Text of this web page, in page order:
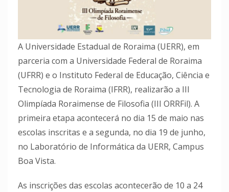
A Universidade Estadual de Roraima (UERR), em
parceria com a Universidade Federal de Roraima
(UFRR) e o Instituto Federal de Educação, Ciência e
Tecnologia de Roraima (IFRR), realizarão a III
Olimpíada Roraimense de Filosofia (III ORRFil). A
primeira etapa acontecerá no dia 15 de maio nas
escolas inscritas e a segunda, no dia 19 de junho,
no Laboratório de Informática da UERR, Campus
Boa Vista.
As inscrições das escolas acontecerão de 10 a 24